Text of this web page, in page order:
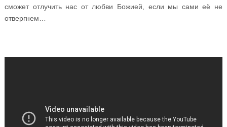
сможет отлучить нас от любви Божией, если мы сами её не
отвергнем…